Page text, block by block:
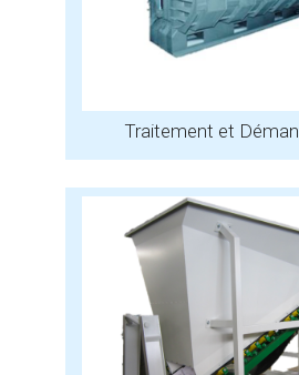
Traitement et